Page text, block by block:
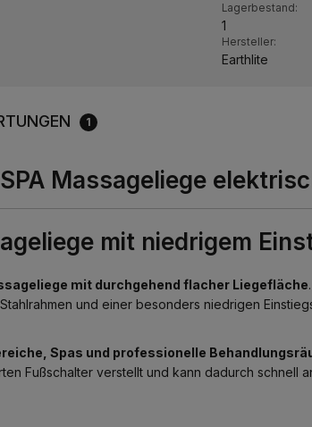
Lagerbestand:
1
Hersteller:
Earthlite
1
Massageliege
mit niedrigem
mit durchgehend flacher Liegefläche
Stahlrahmen und einer besonders niedrigen
Spas und professionelle
Fußschalter verstellt und kann dadurch schnell